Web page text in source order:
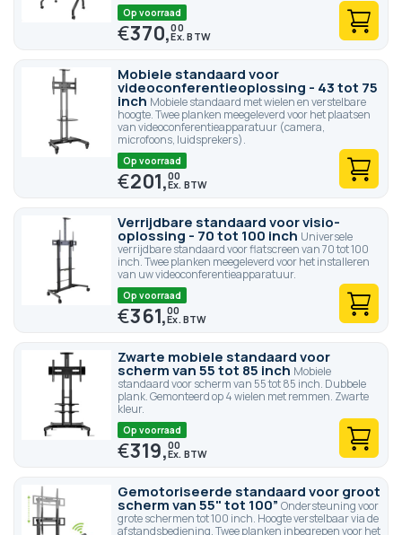
Op voorraad
€370,00
Mobiele standaard voor
videoconferentieoplossing - 43 tot 75
inch Mobiele standaard met wielen en verstelbare
hoogte. Twee planken meegeleverd voor het plaatsen
van videoconferentieapparatuur (camera,
microfoons, luidsprekers).
Op voorraad
€201,00
Verrijdbare standaard voor visio-
oplossing - 70 tot 100 inch Universele
verrijdbare standaard voor flatscreen van 70 tot 100
inch. Twee planken meegeleverd voor het installeren
van uw videoconferentieapparatuur.
Op voorraad
€361,00
Zwarte mobiele standaard voor
scherm van 55 tot 85 inch Mobiele
standaard voor scherm van 55 tot 85 inch. Dubbele
plank. Gemonteerd op 4 wielen met remmen. Zwarte
kleur.
Op voorraad
€319,00
Gemotoriseerde standaard voor groot
scherm van 55" tot 100” Ondersteuning voor
grote schermen tot 100 inch. Hoogte verstelbaar via de
afstandsbediening. Twee planken inbegrepen voor het